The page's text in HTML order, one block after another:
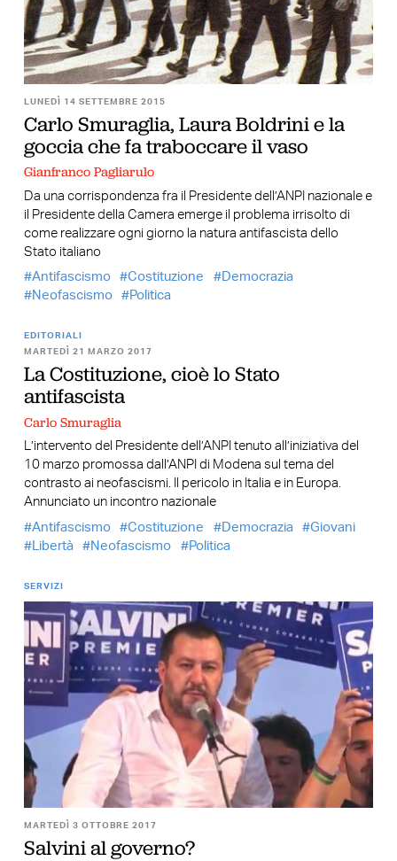
LUNEDÌ 14 SETTEMBRE 2015
Carlo Smuraglia, Laura Boldrini e la
goccia che fa traboccare il vaso
Gianfranco Pagliarulo
Da una corrispondenza fra il Presidente dell’ANPI nazionale e
il Presidente della Camera emerge il problema irrisolto di
come realizzare ogni giorno la natura antifascista dello
Stato italiano
Antifascismo
Costituzione
Democrazia
Neofascismo
Politica
EDITORIALI
MARTEDÌ 21 MARZO 2017
La Costituzione, cioè lo Stato
antifascista
Carlo Smuraglia
L’intervento del Presidente dell’ANPI tenuto all’iniziativa del
10 marzo promossa dall’ANPI di Modena sul tema del
contrasto ai neofascismi. Il pericolo in Italia e in Europa.
Annunciato un incontro nazionale
Antifascismo
Costituzione Democrazia
Giovani
Libertà
Neofascismo Politica
SERVIZI
MARTEDÌ 3 OTTOBRE 2017
Salvini al governo?